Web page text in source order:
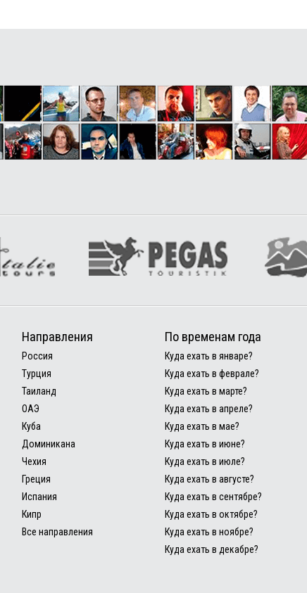
Направления
Россия
Турция
Таиланд
ОАЭ
Куба
Доминикана
Чехия
Греция
Испания
Кипр
Все направления
По временам года
Куда ехать в январе?
Куда ехать в феврале?
Куда ехать в марте?
Куда ехать в апреле?
Куда ехать в мае?
Куда ехать в июне?
Куда ехать в июле?
Куда ехать в августе?
Куда ехать в сентябре?
Куда ехать в октябре?
Куда ехать в ноябре?
Куда ехать в декабре?